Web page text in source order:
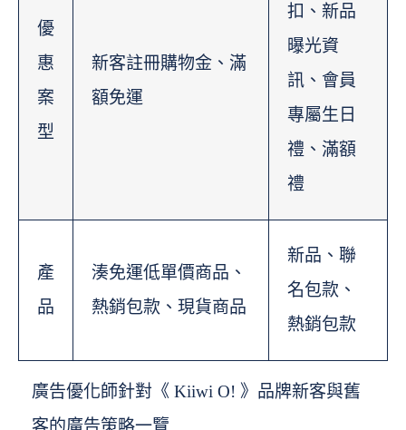
優
惠
案
型
新客註冊購物金、滿
額免運
扣、新品
曝光資
訊、會員
專屬生日
禮、滿額
禮
產
品
湊免運低單價商品、
熱銷包款、現貨商品
新品、聯
名包款、
熱銷包款
廣告優化師針對《 Kiiwi O! 》品牌新客與舊
客的廣告策略一覽